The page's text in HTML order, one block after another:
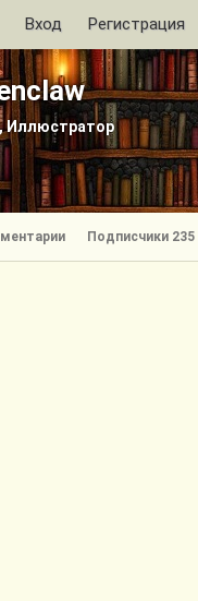
Вход Регистрация
Иллюстратор
Подписчики 235